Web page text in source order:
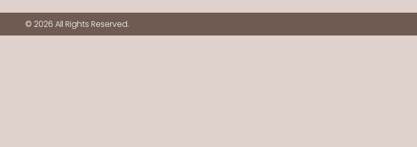
© 2026 All Rights Reserved.